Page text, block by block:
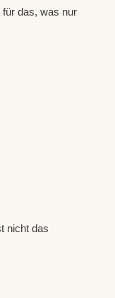
das, was nur
nicht das